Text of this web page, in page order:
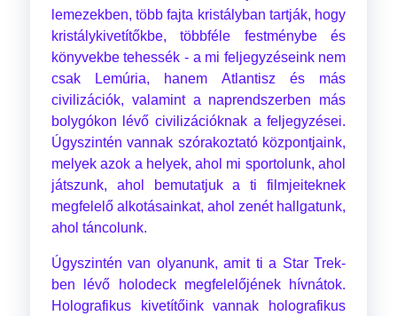
lemezekben, több fajta kristályban tartják, hogy
kristálykivetítőkbe, többféle festménybe és
könyvekbe tehessék - a mi feljegyzéseink nem
csak Lemúria, hanem Atlantisz és más
civilizációk, valamint a naprendszerben más
bolygókon lévő civilizációknak a feljegyzései.
Úgyszintén vannak szórakoztató központjaink,
melyek azok a helyek, ahol mi sportolunk, ahol
játszunk, ahol bemutatjuk a ti filmjeiteknek
megfelelő alkotásainkat, ahol zenét hallgatunk,
ahol táncolunk.
Úgyszintén van olyanunk, amit ti a Star Trek-
ben lévő holodeck megfelelőjének hívnátok.
Holografikus kivetítőink vannak holografikus